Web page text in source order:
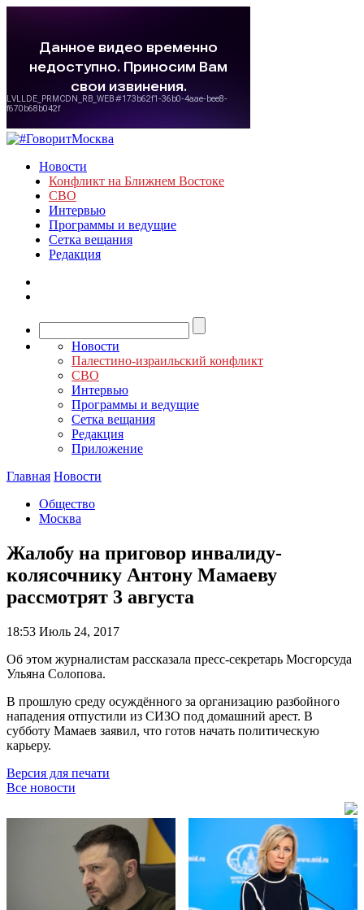
Новости
Конфликт на Ближнем Востоке
СВО
Интервью
Программы и ведущие
Сетка вещания
Редакция
Новости
Палестино-израильский конфликт
СВО
Интервью
Программы и ведущие
Сетка вещания
Редакция
Приложение
Главная Новости
Общество
Москва
Жалобу на приговор инвалиду-
колясочнику Антону Мамаеву
рассмотрят 3 августа
18:53 Июль 24, 2017
Об этом журналистам рассказала пресс-секретарь Мосгорсуда
Ульяна Солопова.
В прошлую среду осуждённого за организацию разбойного
нападения отпустили из СИЗО под домашний арест. В
субботу Мамаев заявил, что готов начать политическую
карьеру.
Версия для печати
Все новости